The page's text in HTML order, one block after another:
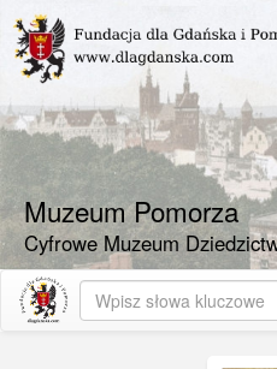
Muzeum Pomorza
Cyfrowe Muzeum